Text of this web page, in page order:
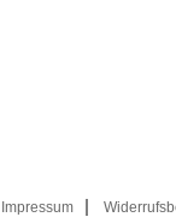
Impressum